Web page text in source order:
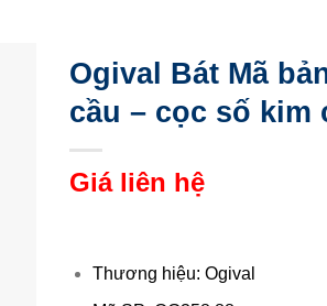
Ogival Bát Mã
cầu – cọc số kim
Giá liên hệ
Thương hiệu: Ogival